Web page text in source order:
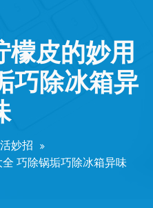
檬皮的妙用
巧除冰箱异
妙招
巧除锅垢巧除冰箱异味